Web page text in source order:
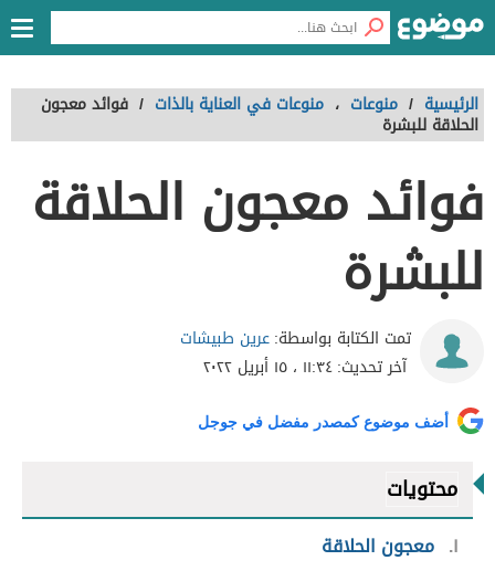
الرئيسية / منوعات ، منوعات في العناية بالذات / فوائد معجون
الحلاقة للبشرة
فوائد معجون الحلاقة
للبشرة
تمت الكتابة بواسطة:عرين طبيشات
آخر تحديث:١١:٣٤ ، ١٥ أبريل ٢٠٢٢
أضف موضوع كمصدر مفضل في جوجل
محتويات
١ معجون الحلاقة